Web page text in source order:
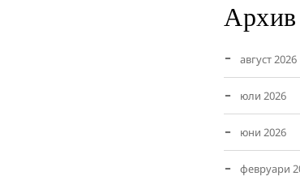
Архив
август 2026
юли 2026
юни 2026
февруари